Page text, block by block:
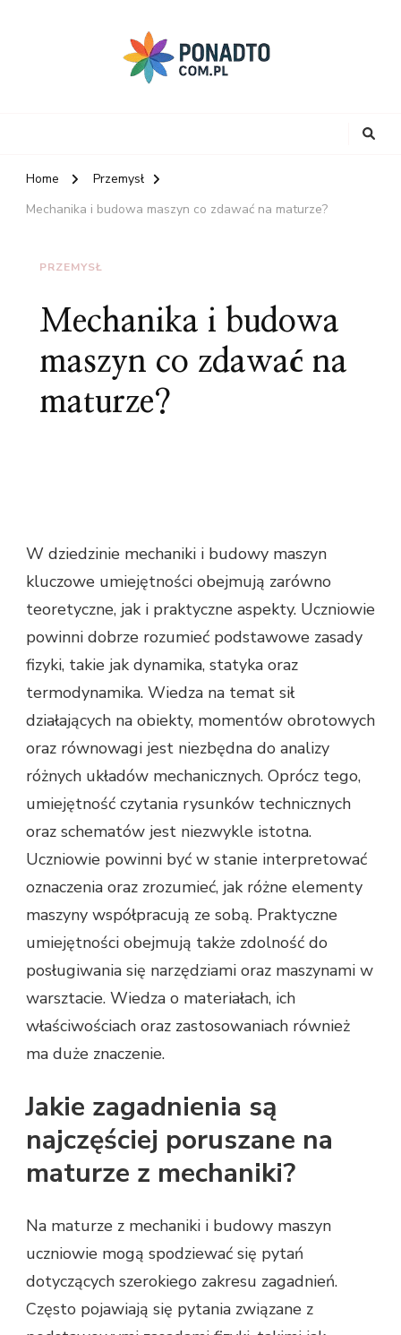
Home
Przemysł
Mechanika i budowa maszyn co zdawać na maturze?
PRZEMYSŁ
Mechanika i budowa
maszyn co zdawać na
maturze?
W dziedzinie mechaniki i budowy maszyn
kluczowe umiejętności obejmują zarówno
teoretyczne, jak i praktyczne aspekty. Uczniowie
powinni dobrze rozumieć podstawowe zasady
fizyki, takie jak dynamika, statyka oraz
termodynamika. Wiedza na temat sił
działających na obiekty, momentów obrotowych
oraz równowagi jest niezbędna do analizy
różnych układów mechanicznych. Oprócz tego,
umiejętność czytania rysunków technicznych
oraz schematów jest niezwykle istotna.
Uczniowie powinni być w stanie interpretować
oznaczenia oraz zrozumieć, jak różne elementy
maszyny współpracują ze sobą. Praktyczne
umiejętności obejmują także zdolność do
posługiwania się narzędziami oraz maszynami w
warsztacie. Wiedza o materiałach, ich
właściwościach oraz zastosowaniach również
ma duże znaczenie.
Jakie zagadnienia są
najczęściej poruszane na
maturze z mechaniki?
Na maturze z mechaniki i budowy maszyn
uczniowie mogą spodziewać się pytań
dotyczących szerokiego zakresu zagadnień.
Często pojawiają się pytania związane z